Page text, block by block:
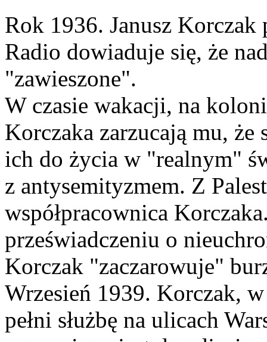
Rok 1936. Janusz
Radio dowiaduje się, że
"zawieszone".
W czasie wakacji, na
Korczaka zarzucają mu,
ich do życia w "realnym"
z antysemityzmem. Z
współpracownica
przeświadczeniu o
Korczak "zaczarowuje"
Wrzesień 1939. Korczak,
pełni służbę na ulicach